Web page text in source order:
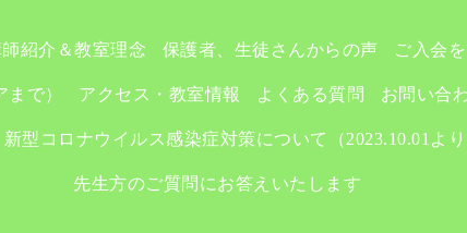
紹介＆教室理念 保護者、生徒さんからの声 ご入会
で） アクセス・教室情報 よくある質問 お問い合
新型コロナウイルス感染症対策について（2023.10.01よ
先生方のご質問にお答えいたします